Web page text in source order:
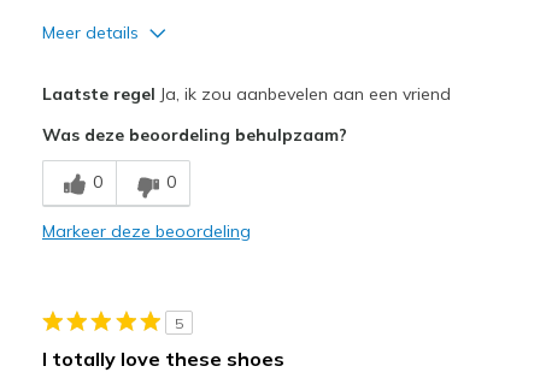
Meer details
Comfortable
Stylish
Travel
Laatste regel Ja, ik zou aanbevelen aan een vriend
Was deze beoordeling behulpzaam?
0 0
Markeer deze beoordeling
5
I totally love these shoes